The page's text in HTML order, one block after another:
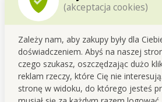
(akceptacja cookies)
Zależy nam, aby zakupy były dla
doświadczeniem. Abyś na naszej
czego szukasz, oszczędzając dużo
reklam rzeczy, które Cię nie
stronę w widoku, do którego jesteś
przez kilka dni.
✅ Jestbezpieczny dla
środowiska.
✅ Nie pozostawiaplam
delikatnych materiałach.
✅ Masz pewność
podczas sportu i na co
✅Więcej świeżości,
duże opakowanie do